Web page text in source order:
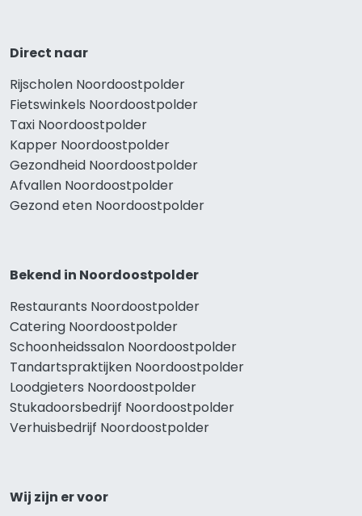
Direct naar
Rijscholen Noordoostpolder
Fietswinkels Noordoostpolder
Taxi Noordoostpolder
Kapper Noordoostpolder
Gezondheid Noordoostpolder
Afvallen Noordoostpolder
Gezond eten Noordoostpolder
Bekend in Noordoostpolder
Restaurants Noordoostpolder
Catering Noordoostpolder
Schoonheidssalon Noordoostpolder
Tandartspraktijken Noordoostpolder
Loodgieters Noordoostpolder
Stukadoorsbedrijf Noordoostpolder
Verhuisbedrijf Noordoostpolder
Wij zijn er voor